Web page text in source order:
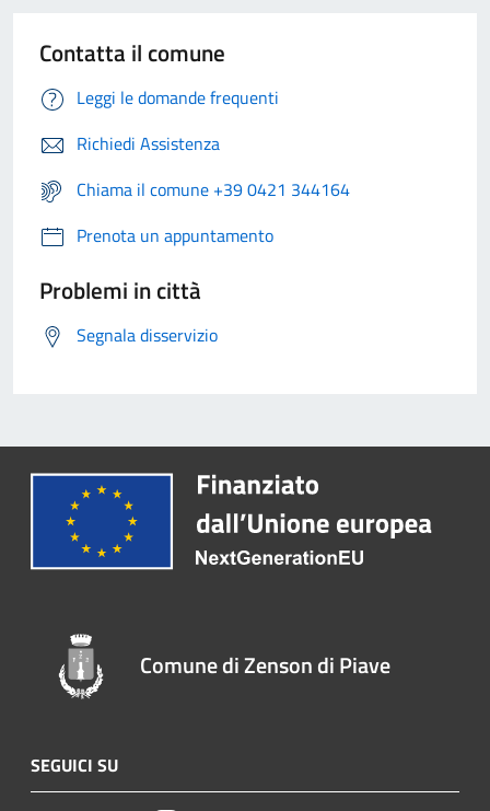
Contatta il comune
Leggi le domande frequenti
Richiedi Assistenza
Chiama il comune +39 0421 344164
Prenota un appuntamento
Problemi in città
Segnala disservizio
Comune di Zenson di Piave
SEGUICI SU